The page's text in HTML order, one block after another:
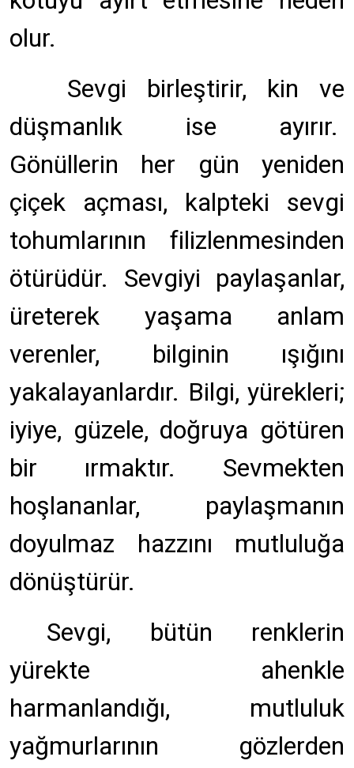
olur.
Sevgi birleştirir, kin ve
düşmanlık ise ayırır.
Gönüllerin her gün yeniden
çiçek açması, kalpteki sevgi
tohumlarının filizlenmesinden
ötürüdür. Sevgiyi paylaşanlar,
üreterek yaşama anlam
verenler, bilginin ışığını
yakalayanlardır. Bilgi, yürekleri;
iyiye, güzele, doğruya götüren
bir ırmaktır. Sevmekten
hoşlananlar, paylaşmanın
doyulmaz hazzını mutluluğa
dönüştürür.
Sevgi, bütün renklerin
yürekte ahenkle
harmanlandığı, mutluluk
yağmurlarının gözlerden